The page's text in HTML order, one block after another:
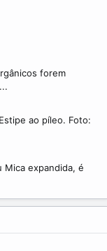
forem
ao píleo. Foto:
Mica expandida, é